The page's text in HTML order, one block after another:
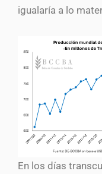
igualaría a lo
En los días